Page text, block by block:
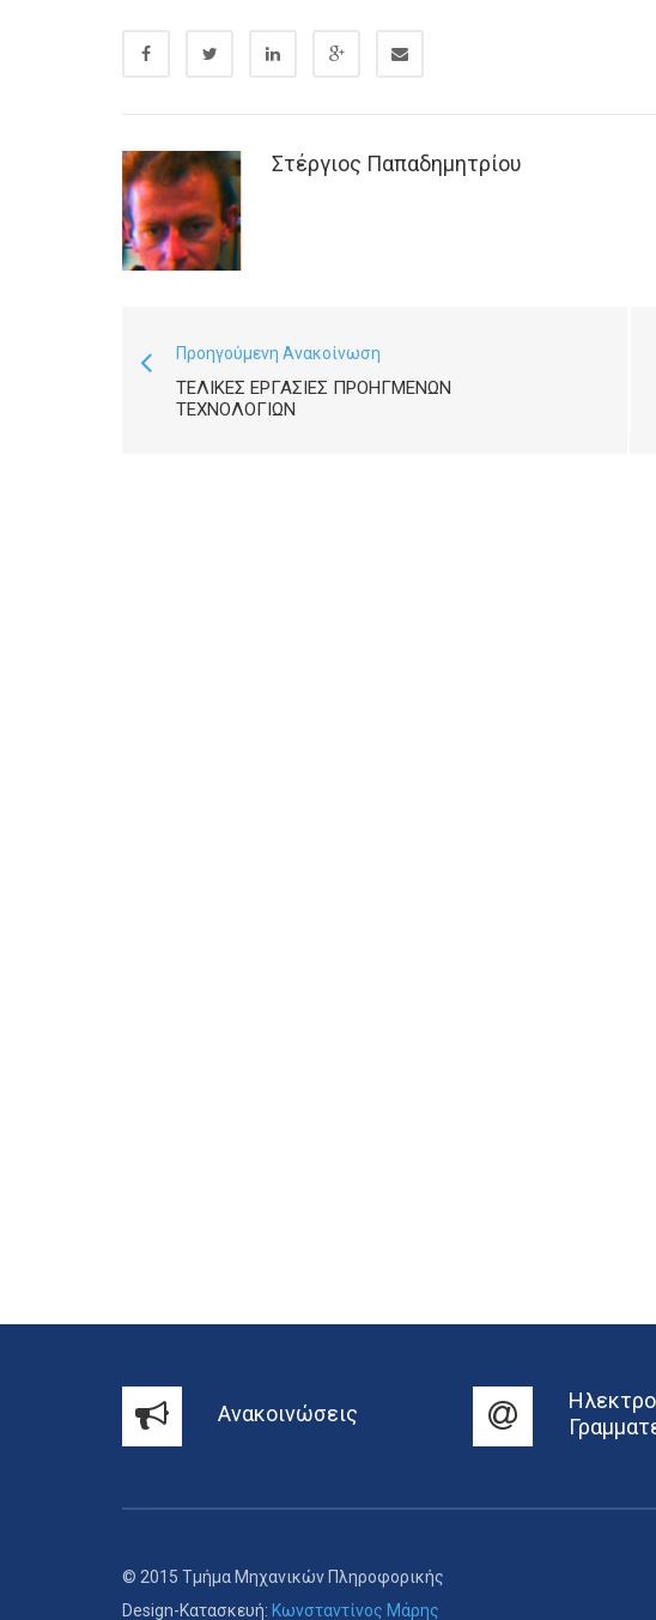
Στέργιος Παπαδημητρίου
Προηγούμενη Ανακοίνωση
ΤΕΛΙΚΈΣ ΕΡΓΑΣΊΕΣ ΠΡΟΗΓΜΈΝΩΝ
ΤΕΧΝΟΛΟΓΙΏΝ
Ανακοινώσεις
© 2015 Τμήμα Μηχανικών Πληροφορικής
Design-Κατασκευή: Κωνσταντίνος Μάρης